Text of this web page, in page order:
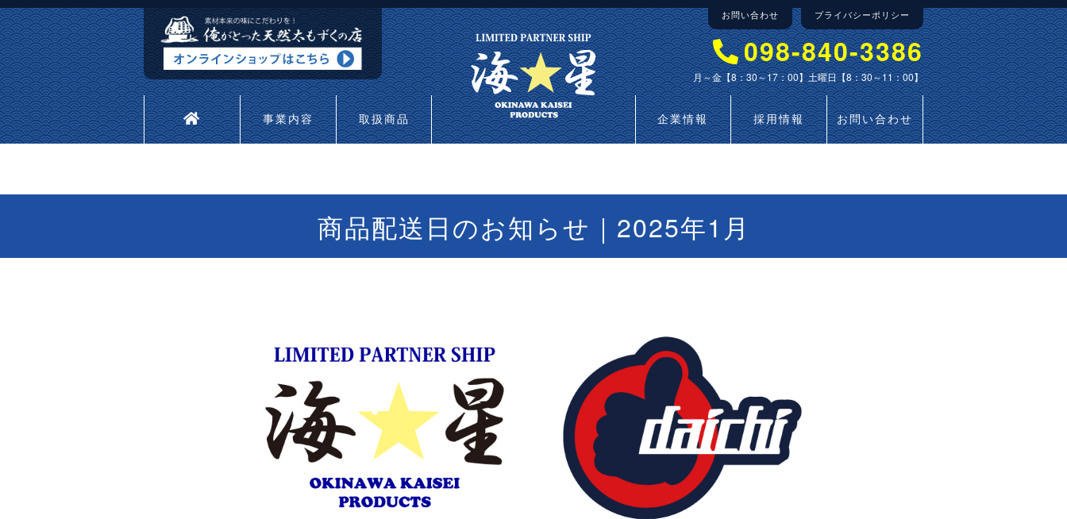
事業内容 取扱商品
お問い合わせ プライバシーポリシー
098-840-3386
月～金【8：30～17：00】土曜日【8：30～11：00】
企業情報 採用情報 お問い合わせ
商品配送日のお知らせ｜2025年1月